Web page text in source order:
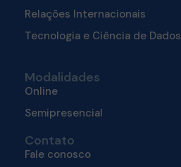
Relações Internacionais
Tecnologia e Ciência de Dados
Modalidades
Online
Semipresencial
Contato
Fale conosco